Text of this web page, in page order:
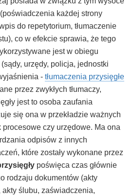
każdej strony
do repetytorium, tłumaczenie
co w efekcie sprawia, że tego
jest w obiegu
urzędy, policja, jednostki
- tłumaczenia przysięgłe
przez zwykłych tłumaczy,
jest to osoba zaufania
się ona w przekładzie ważnych
czy urzędowe. Ma ona
odpisów z innych
które zostały wykonane przez
poświęca czas głównie
rodzaju dokumentów (akty
ślubu, zaświadczenia,